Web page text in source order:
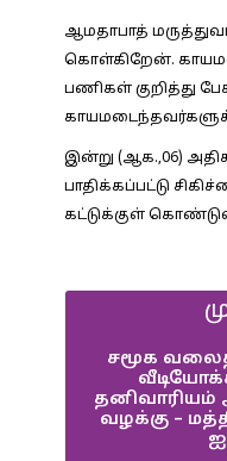
ஆமதாபாத்
கொள்கிறேன்.
பணிகள் குறித்து
இன்று (ஆக.,06)
பாதிக்கப்பட்டு
கட்டுக்குள்
சமூக
வழக்கு –